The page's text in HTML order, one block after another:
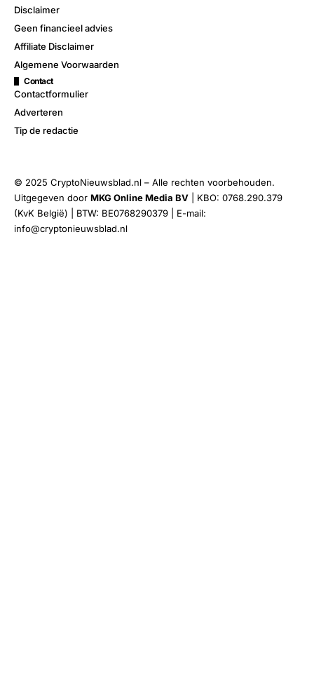
Disclaimer
Geen financieel advies
Affiliate Disclaimer
Algemene Voorwaarden
Contact
Contactformulier
Adverteren
Tip de redactie
© 2025 CryptoNieuwsblad.nl – Alle rechten voorbehouden.
Uitgegeven door MKG Online Media BV | KBO: 0768.290.379
(KvK België) | BTW: BE0768290379 | E-mail:
info@cryptonieuwsblad.nl